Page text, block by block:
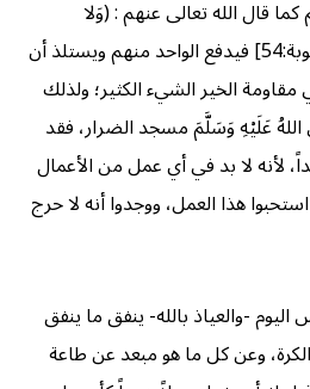
قال الله تعالى عنهم : (وَلا
يُنْفِقُونَ إِلَّا وَهُمْ كَارِهُونَ) [التوبة:54] فيدفع الواحد منهم ويستلذ أن
الخير الشيء الكثير؛ ولذلك
عَلَيْهِ وَسَلَّمَ مسجد الضرار، فقد
لأنه لا بد في أي عمل من الأعمال
هذا العمل، ووجدوا أنه لا حرج
-والعياذ بالله- ينفق ما ينفق
وعن كل ما هو مبعد عن طاعة